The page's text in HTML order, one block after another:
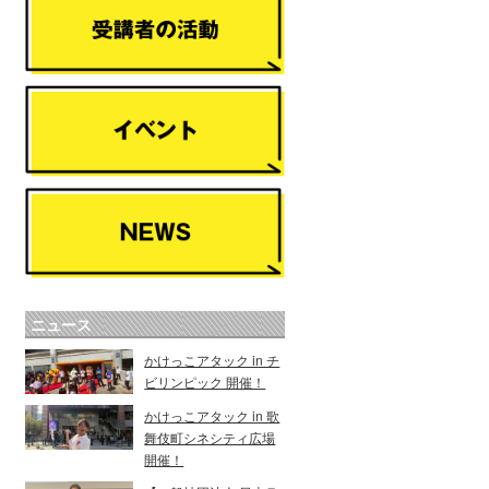
ニュース
かけっこアタック in チ
ビリンピック 開催！
かけっこアタック in 歌
舞伎町シネシティ広場
開催！